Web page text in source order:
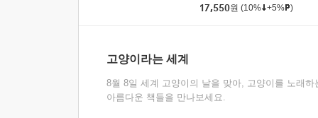
17,550원 (10% +5% )
고양이라는 세계
8월 8일 세계 고양이의 날을 맞아, 고양이를 노래하
아름다운 책들을 만나보세요.